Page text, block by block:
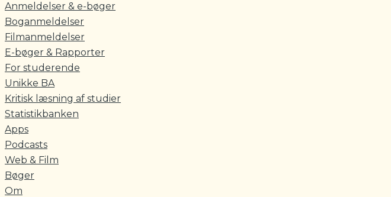
Anmeldelser & e-bøger
Boganmeldelser
Filmanmeldelser
E-bøger & Rapporter
For studerende
Unikke BA
Kritisk læsning af studier
Statistikbanken
Apps
Podcasts
Web & Film
Bøger
Om